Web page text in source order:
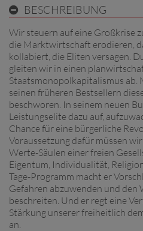
BESCHREIBUNG
Wir steuern auf eine Großkrise
die Marktwirtschaft erodieren,
kollabiert, die Eliten versagen.
gleiten wir in einen
Staatsmonopolkapitalismus ab.
seinen früheren Bestsellern
beschworen. In seinem neuen
Leistungselite dazu auf,
Chance für eine bürgerliche
Voraussetzung dafür müssen
Werte-Säulen einer freien
Eigentum, Individualität,
Tage-Programm macht er
Gefahren abzuwenden und den
beschreiten. Und er regt eine
Stärkung unserer freiheitlich
an.